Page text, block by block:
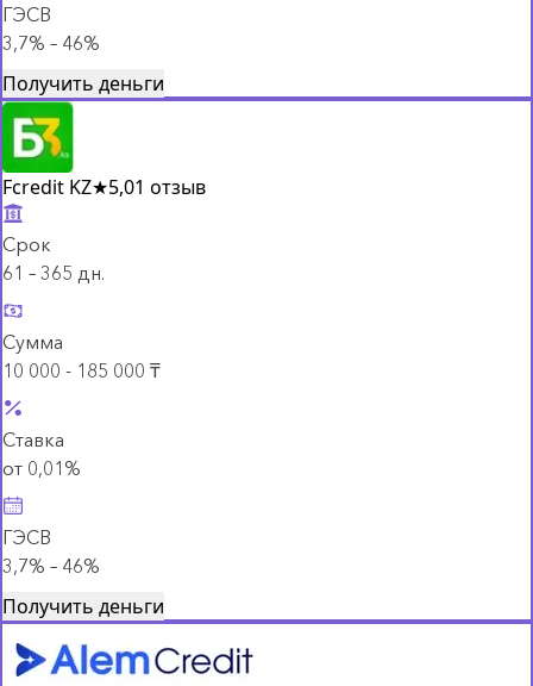
ГЭСВ
3,7% – 46%
Получить деньги
Fcredit KZ★5,01 отзыв
Срок
61 – 365 дн.
Сумма
10 000 - 185 000 ₸
Ставка
от 0,01%
ГЭСВ
3,7% – 46%
Получить деньги